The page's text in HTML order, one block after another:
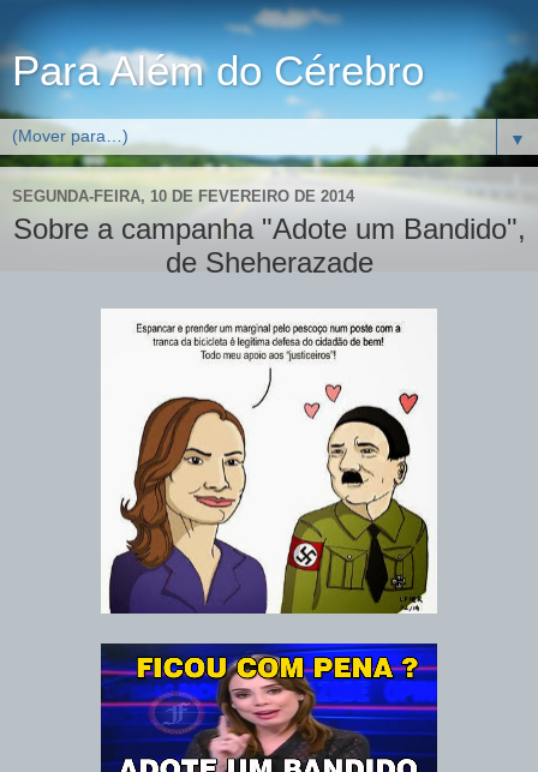
Para Além do Cérebro
▼
SEGUNDA-FEIRA, 10 DE FEVEREIRO DE 2014
Sobre a campanha "Adote um Bandido",
de Sheherazade